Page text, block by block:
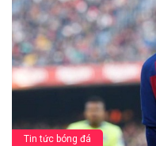
Tin tức bóng đá